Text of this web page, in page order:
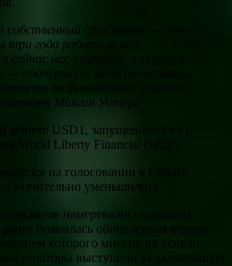
собственный стейблкоин
три года работали над
сейчас нас торопят, игнорируя
— подчеркнула заместительница
по финансовым услугам
Максин Уотерс.
монете USD1, запущенной DeFi-
World Liberty Financial (WLF).
на голосовании в Сенате.
значительно уменьшились.
намеревались одобрить
появилась обновленная версия
которого многие не успели
сенаторы выступили за дальнейшую